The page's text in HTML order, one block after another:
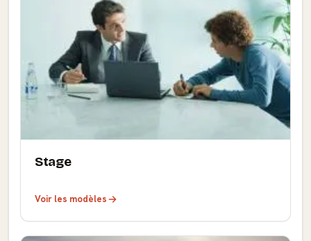
Stage
Voir les modèles